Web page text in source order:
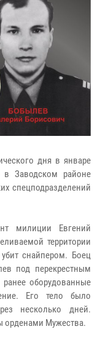
дня в январе
Заводском районе
спецподразделений
милиции Евгений
территории
снайпером. Боец
под перекрестным
оборудованные
Его тело было
несколько дней.
орденами Мужества.